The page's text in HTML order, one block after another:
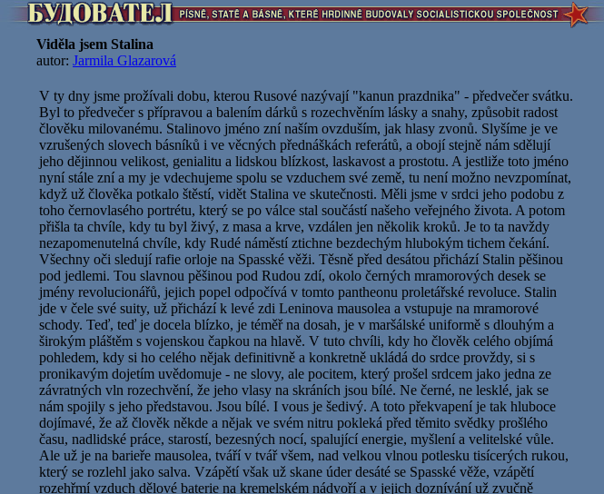
Viděla jsem Stalina
autor: Jarmila Glazarová
V ty dny jsme prožívali dobu, kterou Rusové nazývají "kanun prazdnika" - předvečer svátku.
Byl to předvečer s přípravou a balením dárků s rozechvěním lásky a snahy, způsobit radost
člověku milovanému. Stalinovo jméno zní naším ovzduším, jak hlasy zvonů. Slyšíme je ve
vzrušených slovech básníků i ve věcných přednáškách referátů, a obojí stejně nám sdělují
jeho dějinnou velikost, genialitu a lidskou blízkost, laskavost a prostotu. A jestliže toto jméno
nyní stále zní a my je vdechujeme spolu se vzduchem své země, tu není možno nevzpomínat,
když už člověka potkalo štěstí, vidět Stalina ve skutečnosti. Měli jsme v srdci jeho podobu z
toho černovlasého portrétu, který se po válce stal součástí našeho veřejného života. A potom
přišla ta chvíle, kdy tu byl živý, z masa a krve, vzdálen jen několik kroků. Je to ta navždy
nezapomenutelná chvíle, kdy Rudé náměstí ztichne bezdechým hlubokým tichem čekání.
Všechny oči sledují rafie orloje na Spasské věži. Těsně před desátou přichází Stalin pěšinou
pod jedlemi. Tou slavnou pěšinou pod Rudou zdí, okolo černých mramorových desek se
jmény revolucionářů, jejich popel odpočívá v tomto pantheonu proletářské revoluce. Stalin
jde v čele své suity, už přichází k levé zdi Leninova mausolea a vstupuje na mramorové
schody. Teď, teď je docela blízko, je téměř na dosah, je v maršálské uniformě s dlouhým a
širokým pláštěm s vojenskou čapkou na hlavě. V tuto chvíli, kdy ho člověk celého objímá
pohledem, kdy si ho celého nějak definitivně a konkretně ukládá do srdce provždy, si s
pronikavým dojetím uvědomuje - ne slovy, ale pocitem, který prošel srdcem jako jedna ze
závratných vln rozechvění, že jeho vlasy na skráních jsou bílé. Ne černé, ne lesklé, jak se
nám spojily s jeho představou. Jsou bílé. I vous je šedivý. A toto překvapení je tak hluboce
dojímavé, že až člověk někde a nějak ve svém nitru pokleká před těmito svědky prošlého
času, nadlidské práce, starostí, bezesných nocí, spalující energie, myšlení a velitelské vůle.
Ale už je na barieře mausolea, tváří v tvář všem, nad velkou vlnou potlesku tisícerých rukou,
který se rozlehl jako salva. Vzápětí však už skane úder desáté se Spasské věže, vzápětí
rozehřmí vzduch dělové baterie na kremelském nádvoří a v jejich doznívání už zvučně